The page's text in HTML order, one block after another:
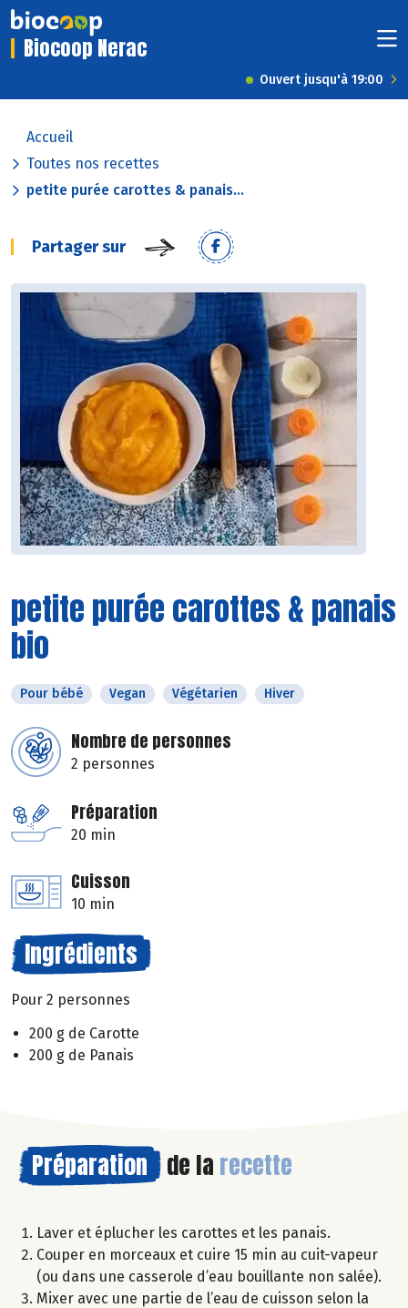
Biocoop Nerac
Ouvert jusqu'à 19:00
Accueil
Toutes nos recettes
petite purée carottes & panais...
Partager sur
petite purée carottes & panais
bio
Pour bébé Vegan Végétarien Hiver
Nombre de personnes
2 personnes
Préparation
20 min
Cuisson
10 min
Ingrédients
Pour 2 personnes
200 g de Carotte
200 g de Panais
Préparation de la recette
Laver et éplucher les carottes et les panais.
Couper en morceaux et cuire 15 min au cuit-vapeur
(ou dans une casserole d’eau bouillante non salée).
Mixer avec une partie de l’eau de cuisson selon la